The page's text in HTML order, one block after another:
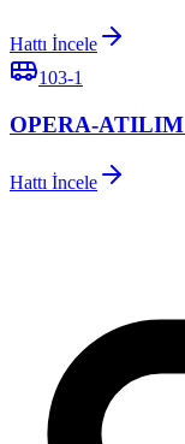
Hattı İncele
103-1
OPERA-
Hattı İncele